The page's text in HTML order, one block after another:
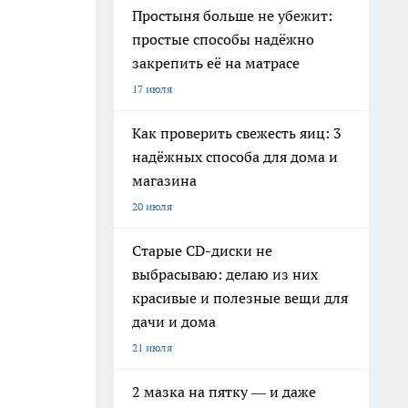
Простыня больше не убежит:
простые способы надёжно
закрепить её на матрасе
17 июля
Как проверить свежесть яиц: 3
надёжных способа для дома и
магазина
20 июля
Старые CD-диски не
выбрасываю: делаю из них
красивые и полезные вещи для
дачи и дома
21 июля
2 мазка на пятку — и даже